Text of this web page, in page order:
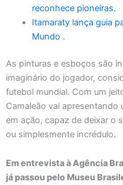
reconhece pioneiras.
Itamaraty lança guia
Mundo .
As pinturas e esboços são
imaginário do jogador,
futebol mundial. Com um
Camaleão vai apresentando
em ação, capaz de deixar o
ou simplesmente incrédulo.
Em entrevista à Agência
já passou pelo Museu